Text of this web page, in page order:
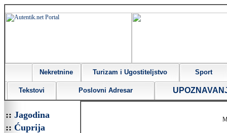
Nekretnine Turizam i Ugostiteljstvo Sport
Tekstovi Poslovni Adresar
:: Jagodina
:: Ćuprija